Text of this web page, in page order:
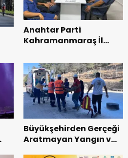
Anahtar Parti
Kahramanmaraş İl
Teşkilatı ile buluştu.
Büyükşehirden Gerçeği
Aratmayan Yangın ve